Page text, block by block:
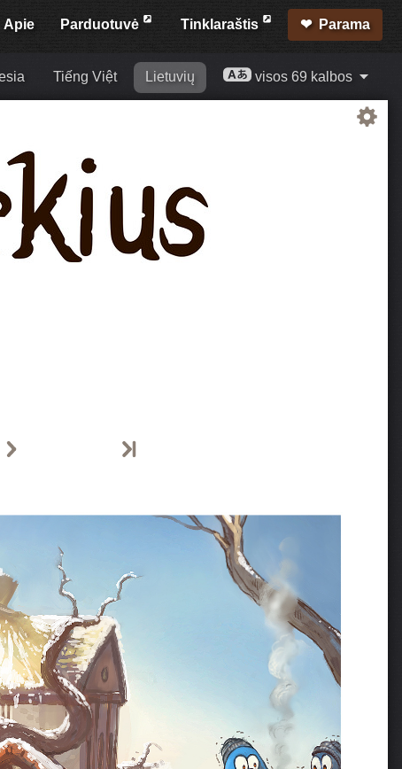
Apie Parduotuvė Tinklaraštis Parama
Tiếng Việt Lietuvių visos 69 kalbos